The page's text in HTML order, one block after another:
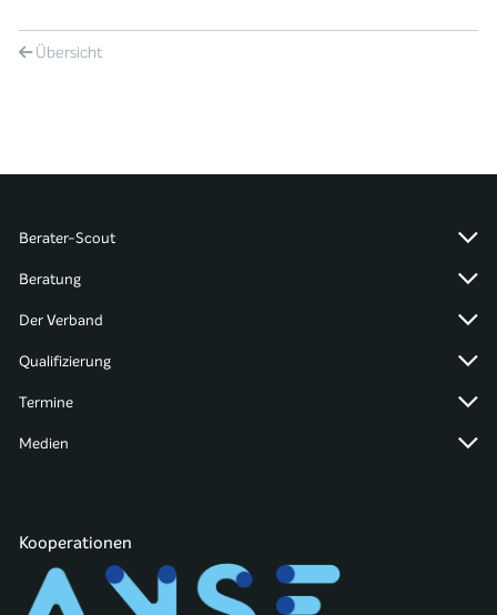
Übersicht
Berater-Scout
Beratung
Der Verband
Qualifizierung
Termine
Medien
Kooperationen